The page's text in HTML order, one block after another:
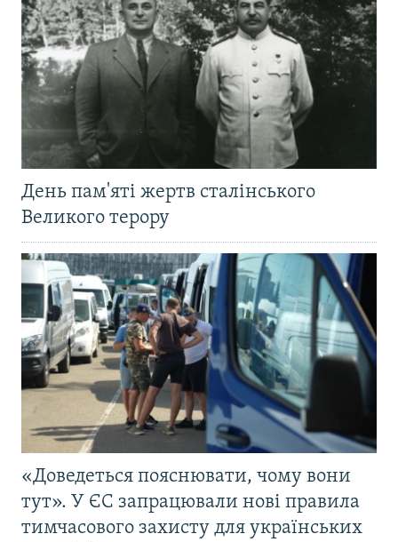
День пам'яті жертв сталінського
Великого терору
«Доведеться пояснювати, чому вони
тут». У ЄС запрацювали нові правила
тимчасового захисту для українських